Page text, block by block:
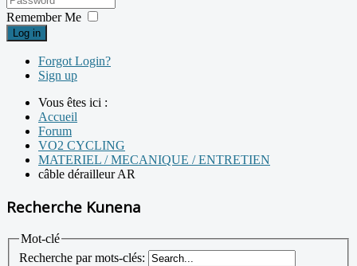
Remember Me
Log in
Forgot Login?
Sign up
Vous êtes ici :
Accueil
Forum
VO2 CYCLING
MATERIEL / MECANIQUE / ENTRETIEN
câble dérailleur AR
Recherche Kunena
Mot-clé
Recherche par mots-clés: